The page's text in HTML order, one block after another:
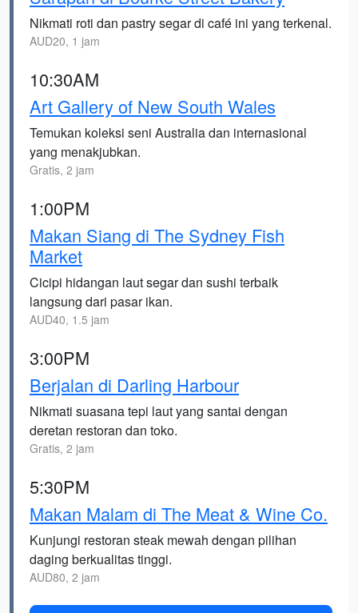
Nikmati roti dan pastry segar di café ini yang terkenal.
AUD20, 1 jam
10:30AM
Art Gallery of New South Wales
Temukan koleksi seni Australia dan internasional
yang menakjubkan.
Gratis, 2 jam
1:00PM
Makan Siang di The Sydney Fish
Market
Cicipi hidangan laut segar dan sushi terbaik
langsung dari pasar ikan.
AUD40, 1.5 jam
3:00PM
Berjalan di Darling Harbour
Nikmati suasana tepi laut yang santai dengan
deretan restoran dan toko.
Gratis, 2 jam
5:30PM
Makan Malam di The Meat & Wine Co.
Kunjungi restoran steak mewah dengan pilihan
daging berkualitas tinggi.
AUD80, 2 jam